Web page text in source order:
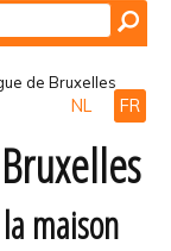
de Bruxelles
NL FR
maison